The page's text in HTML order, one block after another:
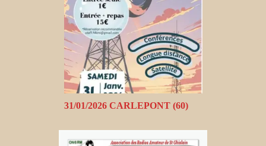
31/01/2026 CARLEPONT (60)